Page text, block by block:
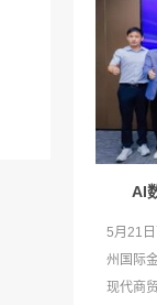
AI
5月21
州国际
现代商